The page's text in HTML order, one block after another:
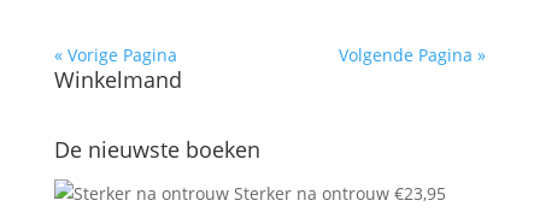
« Vorige Pagina Volgende Pagina »
Winkelmand
De nieuwste boeken
Sterker na ontrouw €23,95